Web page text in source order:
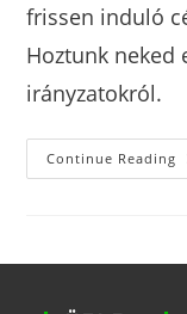
frissen induló
Hoztunk neked
irányzatokról.
Continue Reading